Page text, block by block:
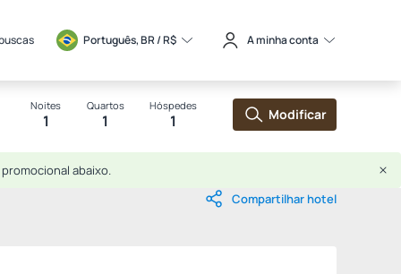
Português, BR / R$ A minha conta
Noites
1
Quartos
1
Hóspedes
1 Modificar
abaixo.
Compartilhar hotel